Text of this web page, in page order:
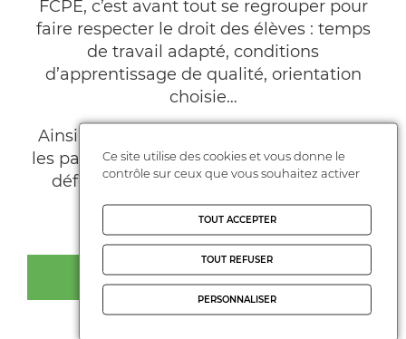
FCPE, c’est avant tout se regrouper pour
faire respecter le droit des élèves : temps
de travail adapté, conditions
d’apprentissage de qualité, orientation
choisie…
Ainsi, grâce à ces combats du quotidien,
les parents participent collectivement à la
défense de l’école publique, laïque et
gratuite pour tous.
JE REJOINS LA FCPE
Ce site utilise des cookies et vous donne le
contrôle sur ceux que vous souhaitez activer
TOUT ACCEPTER
TOUT REFUSER
PERSONNALISER